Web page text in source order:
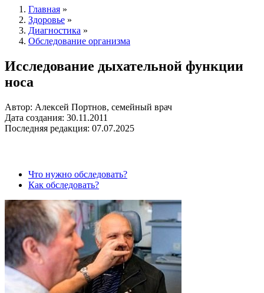
Главная »
Здоровье »
Диагностика »
Обследование организма
Исследование дыхательной функции
носа
Автор: Алексей Портнов, семейный врач
Дата создания: 30.11.2011
Последняя редакция: 07.07.2025
Что нужно обследовать?
Как обследовать?